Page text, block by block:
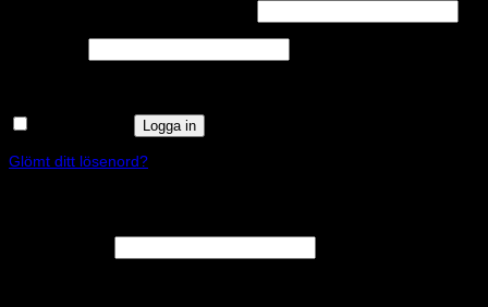
Obligatoriskt
Logga in
Glömt ditt lösenord?